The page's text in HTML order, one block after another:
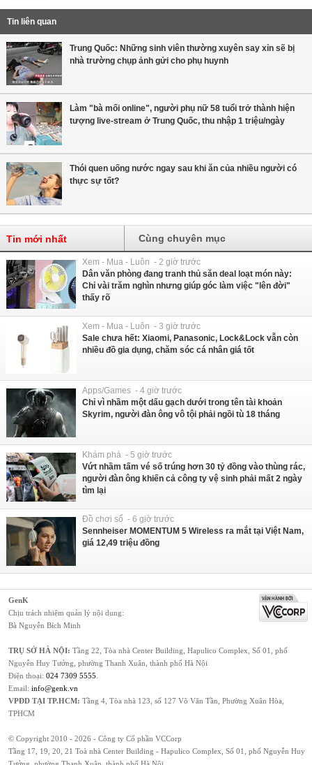
Tin liên quan
Trung Quốc: Những sinh viên thường xuyên say xỉn sẽ bị
nhà trường chụp ảnh gửi cho phụ huynh
Làm "bà mối online", người phụ nữ 58 tuổi trở thành hiện
tượng live-stream ở Trung Quốc, thu nhập 1 triệu/ngày
Thói quen uống nước ngay sau khi ăn của nhiều người có
thực sự tốt?
Tin mới nhất Cùng chuyên mục
Xem - Mua - Luôn - 2 giờ trước
Dân văn phòng đang tranh thủ săn deal loạt món này:
Chỉ vài trăm nghìn nhưng giúp góc làm việc "lên đời"
thấy rõ
Xem - Mua - Luôn - 3 giờ trước
Sale chưa hết: Xiaomi, Panasonic, Lock&Lock vẫn còn
nhiều đồ gia dụng, chăm sóc cá nhân giá tốt
Apps/Games - 4 giờ trước
Chỉ vì nhầm một dấu gạch dưới trong tên tài khoản
Skyrim, người đàn ông vô tội phải ngồi tù 18 tháng
Khám phá - 5 giờ trước
Vứt nhầm tấm vé số trúng hơn 30 tỷ đồng vào thùng rác,
người đàn ông khiến cả công ty vệ sinh phải mất 2 ngày
tìm lại
Đồ chơi số - 6 giờ trước
Sennheiser MOMENTUM 5 Wireless ra mắt tại Việt Nam,
giá 12,49 triệu đồng
GenK
Chịu trách nhiệm quản lý nội dung:
Bà Nguyễn Bích Minh
TRỤ SỞ HÀ NỘI: Tầng 22, Tòa nhà Center Building, Hapulico Complex, Số 01, phố
Nguyễn Huy Tưởng, phường Thanh Xuân, thành phố Hà Nội
Điện thoại: 024 7309 5555
Email: info@genk.vn
VPĐD TẠI TP.HCM: Tầng 4, Tòa nhà 123, số 127 Võ Văn Tần, Phường Xuân Hòa,
TPHCM
© Copyright 2010 - 2026 - Công ty Cổ phần VCCorp
Tầng 17, 19, 20, 21 Toà nhà Center Building - Hapulico Complex, Số 01, phố Nguyễn Huy